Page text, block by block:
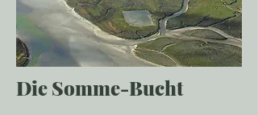
Die Somme-Bucht